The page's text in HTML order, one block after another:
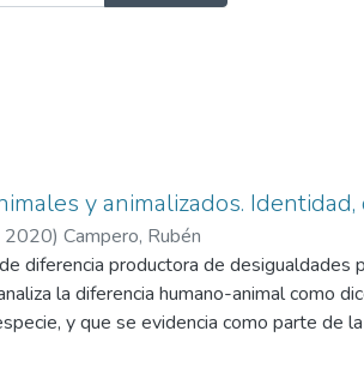
y animalizados.
2020) Campero, Rubén
diferencia productora de desigualdades
la diferencia humano-animal como
y que se evidencia como parte de
biopolíticos de jerarquización de formas